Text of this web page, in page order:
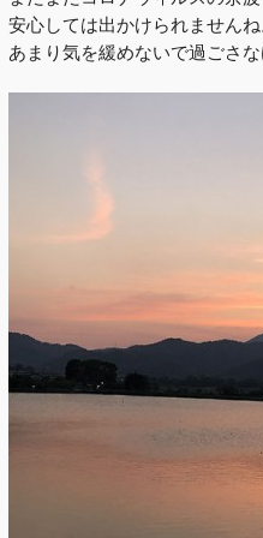
安心しては出かけられません
あまり気を緩めないで過ごさな